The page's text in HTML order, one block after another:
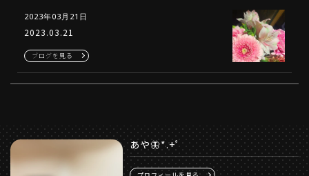
2023年03月21日
2023.03.21
ブログを見る
あや🦋*.+ﾟ